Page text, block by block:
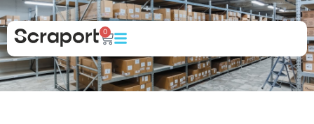
0